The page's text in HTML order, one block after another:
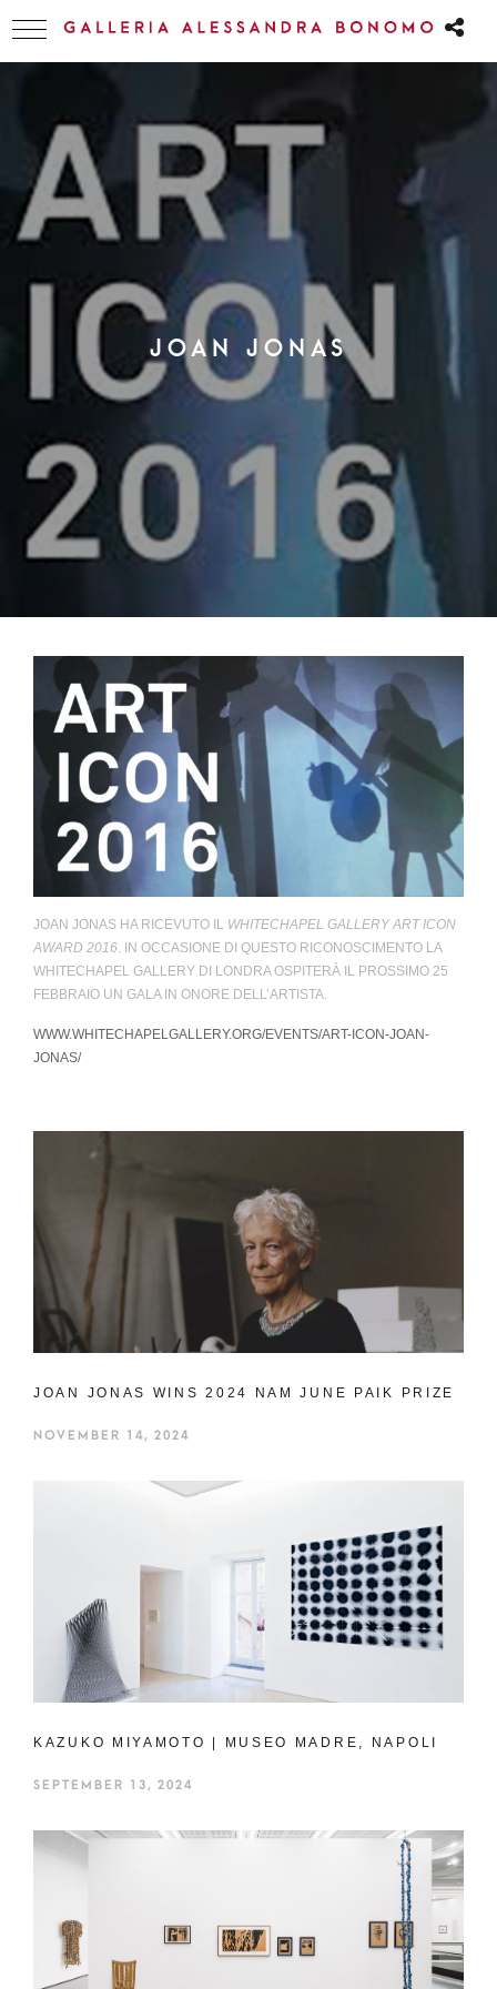
JOAN JONAS
JOAN JONAS HA RICEVUTO IL WHITECHAPEL GALLERY ART ICON
AWARD 2016. IN OCCASIONE DI QUESTO RICONOSCIMENTO LA
WHITECHAPEL GALLERY DI LONDRA OSPITERÀ IL PROSSIMO 25
FEBBRAIO UN GALA IN ONORE DELL’ARTISTA.
WWW.WHITECHAPELGALLERY.ORG/EVENTS/ART-ICON-JOAN-
JONAS/
JOAN JONAS WINS 2024 NAM JUNE PAIK PRIZE
NOVEMBER 14, 2024
KAZUKO MIYAMOTO | MUSEO MADRE, NAPOLI
SEPTEMBER 13, 2024